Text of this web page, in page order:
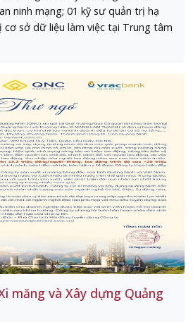
ninh mạng; 01 kỹ sư quản trị hạ
cơ sở dữ liệu làm việc tại Trung tâm
măng và Xây dựng Quảng